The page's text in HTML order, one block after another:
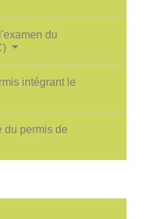
du
intégrant le
du permis de